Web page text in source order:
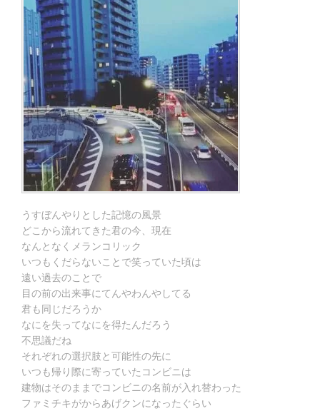
うすぼんやりとした記憶の風景
どこから流れてきた君の今、現在
なんとなくメランコリック
いつもくだらないことで笑っていた頃は
遠い過去のことで
目の前の出来事にてんやわんやしてる
君も同じだろうか
なにを失ってなにを得たんだろう
不思議だね
それぞれの選択肢と可能性の先に
いつも帰り際に寄っていたコンビニは
建物はそのままでコンビニの名前が入れ替わった
ファミチキがからあげクンになったぐらい